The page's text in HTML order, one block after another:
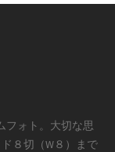
フォト。大切な思
８切（W８）まで